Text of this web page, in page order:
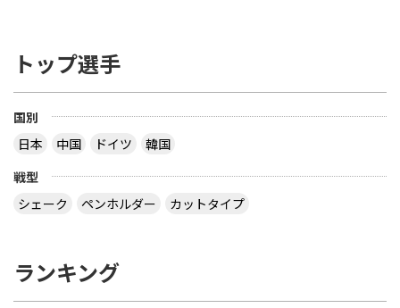
トップ選手
国別
日本
中国 ドイツ
韓国
戦型
シェーク
ペンホルダー カットタイプ
ランキング